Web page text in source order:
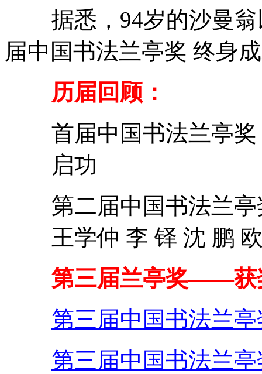
据悉，94岁的沙曼翁
届中国书法兰亭奖 终身
历届回顾：
首届中国书法兰亭奖
启功
第二届中国书法兰亭
王学仲 李 铎 沈 鹏 欧
第三届兰亭奖——获
第三届中国书法兰
第三届中国书法兰